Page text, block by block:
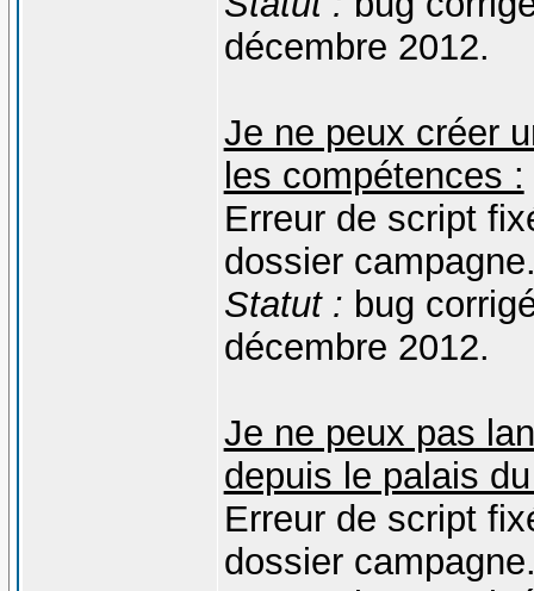
décembre 2012.
Je ne peux créer
les compétences :
Erreur de script
dossier
Statut : bug
décembre 2012.
Je ne peux pas
depuis le palais
Erreur de script
dossier